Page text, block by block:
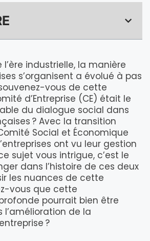
l’ère industrielle, la manière
s’organisent a évolué à pas
vous de cette
d’Entreprise (CE) était le
du dialogue social dans
? Avec la transition
Social et Économique
ont vu leur gestion
sujet vous intrigue, c’est le
dans l’histoire de ces deux
les nuances de cette
vous que cette
pourrait bien être
l’amélioration de la
?